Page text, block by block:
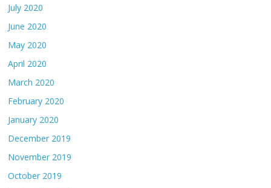
July 2020
June 2020
May 2020
April 2020
March 2020
February 2020
January 2020
December 2019
November 2019
October 2019